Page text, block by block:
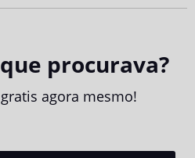
procurava?
agora mesmo!